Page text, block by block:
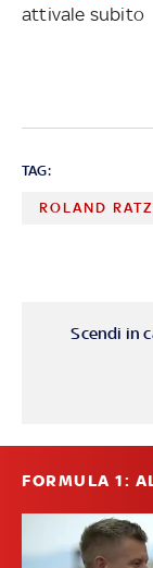
attivale subito
TAG:
ROLAND
Scendi in
FORMULA 1: